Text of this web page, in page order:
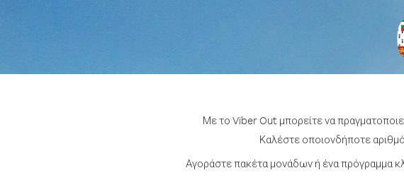
Με το Viber Out μπορείτε να
Καλέστε οποιονδήποτε
Αγοράστε πακέτα μονάδων ή ένα πρόγραμμα